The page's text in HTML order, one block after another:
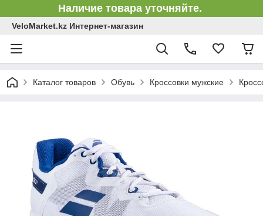
Наличие товара уточняйте.
VeloMarket.kz Интернет-магазин
Каталог товаров Обувь Кроссовки мужские